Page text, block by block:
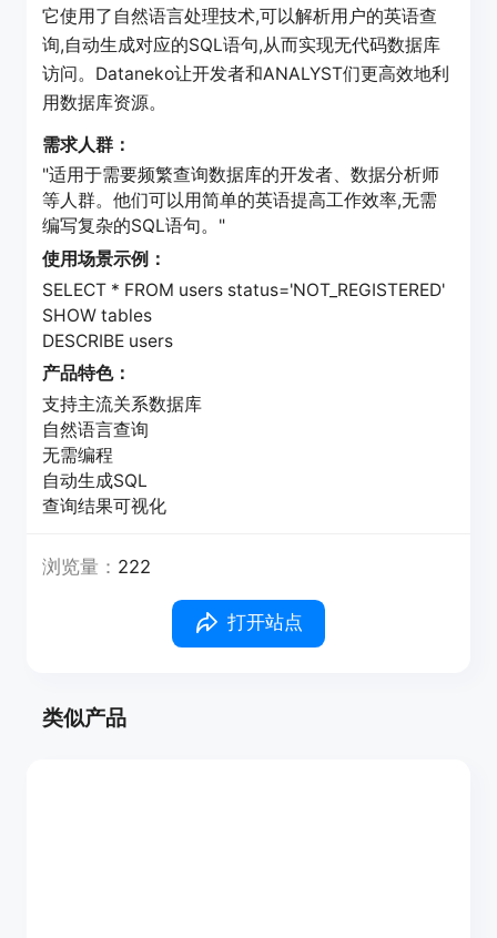
它使用了自然语言处理技术,可以解析用户的英语查
询,自动生成对应的SQL语句,从而实现无代码数据库
访问。Dataneko让开发者和ANALYST们更高效地利
用数据库资源。
需求人群：
"适用于需要频繁查询数据库的开发者、数据分析师
等人群。他们可以用简单的英语提高工作效率,无需
编写复杂的SQL语句。"
使用场景示例：
SELECT * FROM users status='NOT_REGISTERED'
SHOW tables
DESCRIBE users
产品特色：
支持主流关系数据库
自然语言查询
无需编程
自动生成SQL
查询结果可视化
浏览量： 222
打开站点
类似产品